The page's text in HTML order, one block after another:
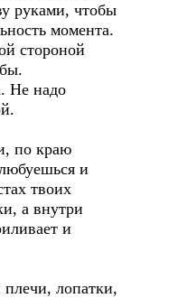
руками, чтобы
момента.
стороной
Не надо
по краю
и
твоих
а внутри
и
лопатки,